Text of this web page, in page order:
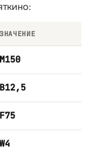
ЗНАЧЕНИЕ
М150
B12,5
F75
W4